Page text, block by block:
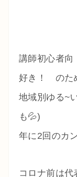
講師初心者
好き！ のた
地域別ゆる~
も💦)
年に2回のカ
コロナ前は